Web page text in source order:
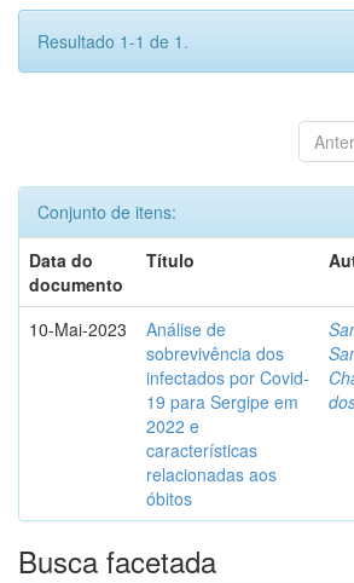
Resultado 1-1 de 1.
Conjunto de itens:
Data do
documento
Título
10-Mai-2023
Análise de
sobrevivência dos
infectados por Covid-
19 para Sergipe em
2022 e
características
relacionadas aos
óbitos
Busca facetada